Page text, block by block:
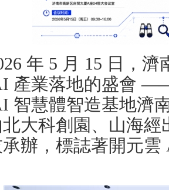
年 5 月 15 日，
產業落地的盛會
智慧體智造基地濟
大科創園、山海
辦，標誌著開元